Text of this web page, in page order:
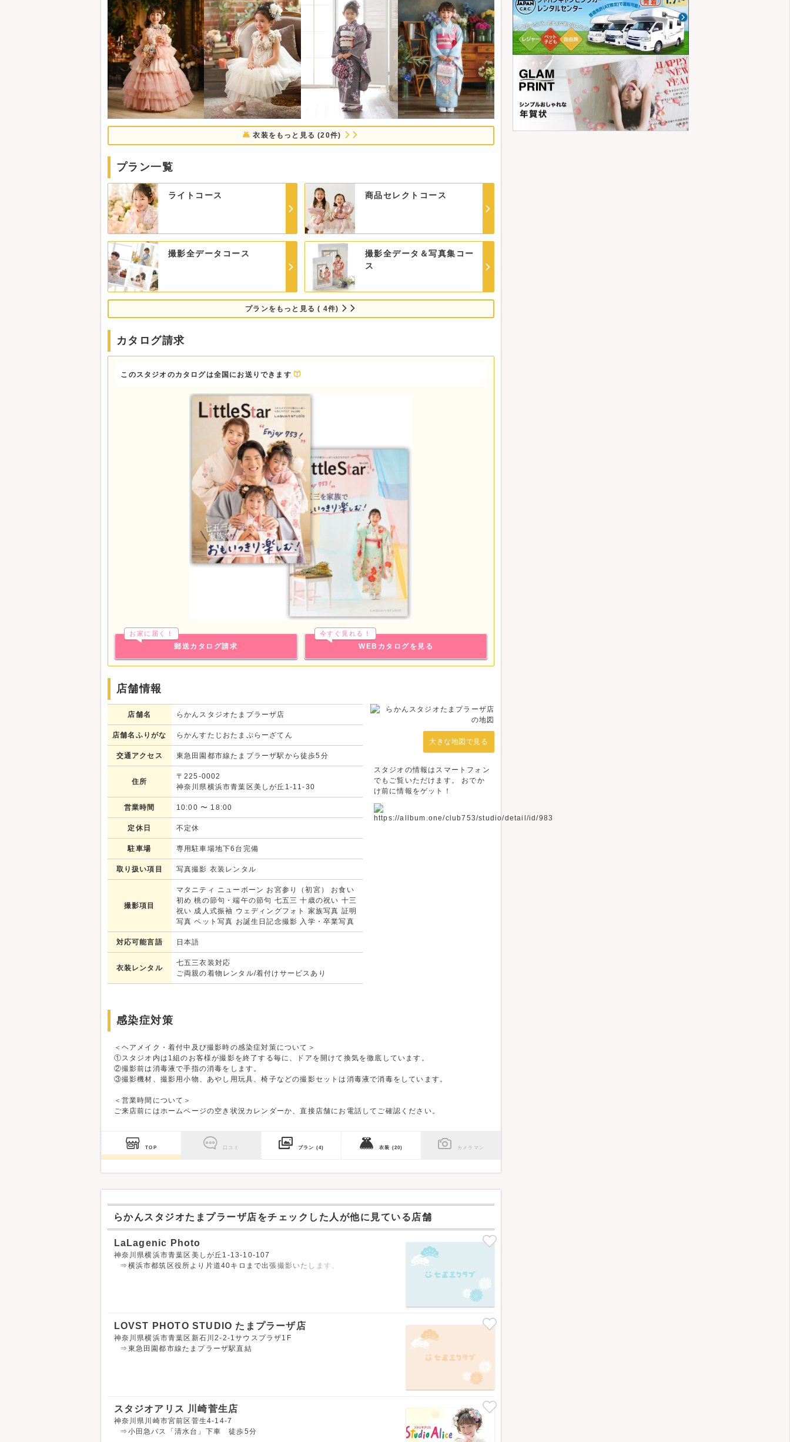
・・・・・・・・・・・・・・・・・・
★【7/1～8/31】夏休みフェア★
豪華特典付き＆3世代での撮影で商品プレゼント！
・・・・・・・・・・・・・・・・・・・・・・
★＜全店！全日！＞直前割キャンペーン★
・8/2(日)以降に予約して、8/21(金)までに撮影の方
→15,000円OFF！（撮影全データコース以上対象）
・・・・・・・・・・・・・・・・・・・・
★「感動ムービープラス」プレゼント★
撮影した写真を音楽付きのスライドムービーにして感動的に仕上げます。
ムービーはSNSでシェアも可能です♪
・・・・・・・・・・・・・・・・・・・・
【撮影を検討中の方にオススメ！】七五三試着会開催中
★七五三撮影で使える5,000円OFFクーポン配付中♪
★全日開催！着物も洋装も試着OK！スタジオ見学や撮影のご相談も承ります。
・・・・・・・・・・・・・・・・・・・・
●ライトコース 22,000円(税込24,200円)
賢くリーズナブルに♪データ(3カット)だけ欲しい方におすすめ！
●商品セレクトコース
【8月限定5,000円OFF！】35,354円(税込38,890円)
12大特典＋お好きな商品38,500円分を自由に購入できるポイント付きコース！
※8月中は割引後の価格に合わせて33,500円分のポイントとなります
土日祝日追加料金5,000円(税込5,500円)が無料！
和装と洋装の2着を撮影全データ(約100カット)に！
●撮影全データ＆写真集16Pコース
土日祝日追加料金5,000円(税込5,500円)が無料！
オリジナル動画も付いておトクです♪
→各コース詳細はらかんスタジオHPへ♪
【2026年度七五三14大特典！】
※コースによって内容が異なります
1. 撮影 [個室スタジオでたくさん撮影]
3. 着付・ヘアセット・メイク
4. 衣装2着までお着替えOK！（ライトコースは除く）
5. ご家族撮影（ライトコースは除く）
6. 兄弟姉妹ドレスタキシードレンタル（ライトコースは除く）
7. 【9/5～】千歳飴プレゼント！
8. [～9/6まで]主役着物お持ち込み0円
[9/7～12/25]平日 10,000円(税込11,000円)
※14時以降の撮影の方は無料！
※土日祝日：15,000円(税込16,500円)
9. パパ着付・ママ着付・ママヘアセット【全日無料！】
10. ムービー&メイキング撮影（ライトコースは除く）
11. メッセージ色紙 or オリジナル千歳飴 or L版写真1枚プレゼント
12. お出かけ成約限定プレゼント（撮影全データ＆写真集コースのみ）
台紙付き2L写真1枚
13. 一緒にお得に撮影 入学 or 入園 or 誕生日（ライトコースは除く）
14. きょうだいもお得に撮影 ご主役追加（撮影全データコース以上）
【七五三衣装見学について】
衣装見学はご予約の方を優先でご案内させていただきます。必ずご予約ください。
ご予約は各店舗へ直接お電話いただくか、らかんスタジオHPのWEB予約フォームよりお申し込みください。
衣装をもっと見る (20件)
プラン一覧
ライトコース 商品セレクトコース
撮影全データコース
撮影全データ＆写真集コー
ス
プランをもっと見る ( 4件)
カタログ請求
このスタジオのカタログは全国にお送りできます
郵送カタログ請求
お家に届く！
WEBカタログを見る
今すぐ見れる！
店舗情報
店舗名 らかんスタジオたまプラーザ店
店舗名ふりがな らかんすたじおたまぷらーざてん
交通アクセス 東急田園都市線たまプラーザ駅から徒歩5分
住所
〒225-0002
神奈川県横浜市青葉区美しが丘1-11-30
営業時間 10:00 〜 18:00
定休日 不定休
駐車場 専用駐車場地下6台完備
取り扱い項目 写真撮影 衣装レンタル
撮影項目
マタニティ ニューボーン お宮参り（初宮） お食い
初め 桃の節句・端午の節句 七五三 十歳の祝い 十三
祝い 成人式振袖 ウェディングフォト 家族写真 証明
写真 ペット写真 お誕生日記念撮影 入学・卒業写真
対応可能言語 日本語
衣装レンタル
七五三衣装対応
ご両親の着物レンタル/着付けサービスあり
大きな地図で見る
スタジオの情報はスマートフォン
でもご覧いただけます。 おでか
け前に情報をゲット！
感染症対策
＜ヘアメイク・着付中及び撮影時の感染症対策について＞
①スタジオ内は1組のお客様が撮影を終了する毎に、ドアを開けて換気を徹底しています。
②撮影前は消毒液で手指の消毒をします。
③撮影機材、撮影用小物、あやし用玩具、椅子などの撮影セットは消毒液で消毒をしています。
＜営業時間について＞
ご来店前にはホームページの空き状況カレンダーか、直接店舗にお電話してご確認ください。
TOP 口コミ プラン (4) 衣装 (20) カメラマン
らかんスタジオたまプラーザ店をチェックした人が他に見ている店舗
LaLagenic Photo
神奈川県横浜市青葉区美しが丘1-13-10-107
⇒横浜市都筑区役所より片道40キロまで出張撮影いたします。
LOVST PHOTO STUDIO たまプラーザ店
神奈川県横浜市青葉区新石川2-2-1サウスプラザ1F
⇒東急田園都市線たまプラーザ駅直結
スタジオアリス 川崎菅生店
神奈川県川崎市宮前区菅生4-14-7
⇒小田急バス「清水台」下車 徒歩5分